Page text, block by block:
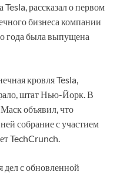
рассказал о первом
бизнеса компании
года была выпущена
кровля Tesla,
штат Нью-Йорк. В
объявил, что
собрание с участием
TechCrunch.
дел с обновленной